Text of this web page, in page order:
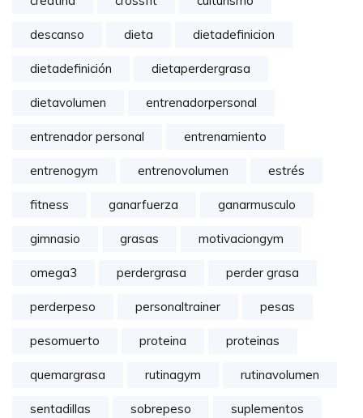
descanso dieta dietadefinicion
dietadefinición dietaperdergrasa
dietavolumen entrenadorpersonal
entrenador personal entrenamiento
entrenogym entrenovolumen estrés
fitness ganarfuerza ganarmusculo
gimnasio grasas motivaciongym
omega3 perdergrasa perder grasa
perderpeso personaltrainer pesas
pesomuerto proteina proteinas
quemargrasa rutinagym rutinavolumen
sentadillas sobrepeso suplementos